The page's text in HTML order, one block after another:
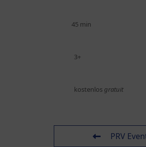
45 min
3+
kostenlos gratuit
PRV